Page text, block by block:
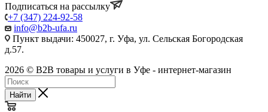
Подписаться на рассылку
+7 (347) 224-92-58
info@b2b-ufa.ru
Пункт выдачи: 450027, г. Уфа, ул. Сельская Богородская
д.57.
2026 © B2B товары и услуги в Уфе - интернет-магазин
Найти